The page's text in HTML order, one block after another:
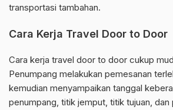
transportasi tambahan.
Cara Kerja Travel Door to Door
Cara kerja travel door to door cukup
Penumpang melakukan pemesanan
kemudian menyampaikan tanggal
penumpang, titik jemput, titik tujuan, dan